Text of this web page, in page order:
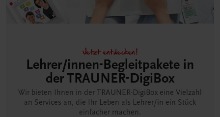
Jetzt entdecken!
Lehrer/innen-Begleitpakete in
der TRAUNER-DigiBox
Wir bieten Ihnen in der TRAUNER-DigiBox eine Vielzahl
an Services an, die Ihr Leben als Lehrer/in ein Stück
einfacher machen.